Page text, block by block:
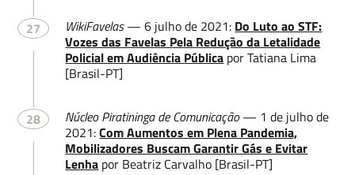
27 WikiFavelas— 6 julho de 2021: Do Luto ao STF:
Vozes das Favelas Pela Redução da Letalidade
Policial em Audiência Pública por Tatiana Lima
[Brasil-PT]
28 Núcleo Piratininga de Comunicação— 1 de julho de
2021:Com Aumentos em Plena Pandemia,
Mobilizadores Buscam Garantir Gás e Evitar
Lenha por Beatriz Carvalho [Brasil-PT]